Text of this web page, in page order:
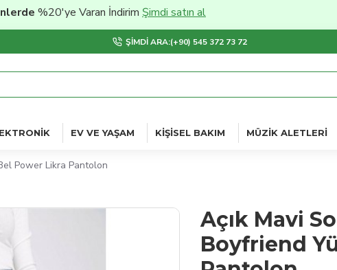
%20'ye Varan İndirimŞimdi satın al
ŞIMDI ARA:(+90) 545 372 73 72
EV VE YAŞAM KIŞISEL BAKIM MÜZIK ALETLERI
Power Likra Pantolon
Açık Mavi
Boyfriend